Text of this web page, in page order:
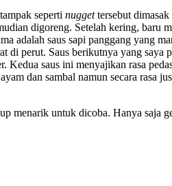
seperti nuggettersebut dimasak
digoreng. Setelah kering, baru
adalah saus sapi panggang yang
di perut. Saus berikutnya yang saya
Kedua saus ini menyajikan rasa
dan sambal namun secara rasa
menarik untuk dicoba. Hanya saja